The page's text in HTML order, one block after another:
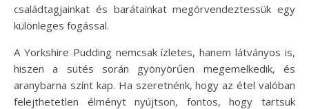
családtagjainkat és barátainkat megörvendeztessük egy
különleges fogással.
A Yorkshire Pudding nemcsak ízletes, hanem látványos is,
hiszen a sütés során gyönyörűen megemelkedik, és
aranybarna színt kap. Ha szeretnénk, hogy az étel valóban
felejthetetlen élményt nyújtson, fontos, hogy tartsuk